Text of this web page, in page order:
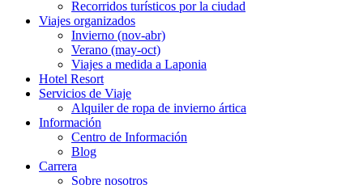
Recorridos turísticos por la ciudad
Viajes organizados
Invierno (nov-abr)
Verano (may-oct)
Viajes a medida a Laponia
Hotel Resort
Servicios de Viaje
Alquiler de ropa de invierno ártica
Información
Centro de Información
Blog
Carrera
Sobre nosotros